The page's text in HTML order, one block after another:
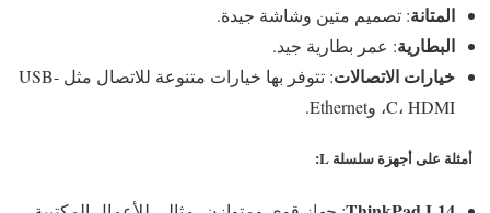
المتانة: تصميم متين وشاشة جيدة.
البطارية: عمر بطارية جيد.
خيارات الاتصالات
: تتوفر بها خيارات متنوعة للاتصال مثل USB-
C، HDMI، وEthernet.
أمثلة على أجهزة سلسلة L :